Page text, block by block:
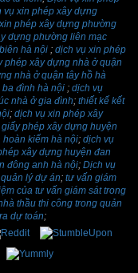
vụ xin phép xây dựng
phép xây dựng phường
dựng phường liên mạc
hà nội ; dịch vụ xin phép
phép xây dựng nhà ở quận
nhà ở quận tây hồ hà
đình hà nội ; dịch vụ
nhà ở gia đình; thiết kế kết
; dịch vụ xin phép xây
phép xây dựng huyện
kiếm hà nội; dịch vụ
xây dựng huyện đan
đông anh hà nội; Dịch vụ
lý dự án; tư vấn giám
của tư vấn giám sát trong
thầu thi công trong quản
dự toán;